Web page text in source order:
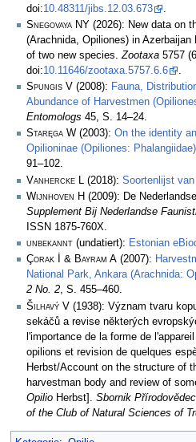
doi:10.48311/jibs.12.03.673
Snegovaya NY (2026): New data on
(Arachnida, Opiliones) in
of two new species.Zootaxa 5757
doi:10.11646/zootaxa.5757.6.6
.
Spungis V (2008): Fauna,
Abundance of Harvestmen
Entomologs 45, S. 14–24.
Staręga W (2003): On the identity
Opilioninae (Opiliones: Phalangiidae)
91–102.
Vanhercke L
(2018): Soortenlijst
Wijnhoven H (2009): De
Supplement Bij Nederlandse
ISSN 1875-760X.
unbekannt (undatiert): Estonian
Çorak İ & Bayram A (2007):
National Park, Ankara (Arachnida:
2 No. 2, S. 455–460.
Šilhavý V (1938): Význam tvaru
sekáčů a revise některých
l'importance de la forme de
opilions et revision de quelques
Herbst/Account on the structure of
harvestman body and review of
Opilio Herbst]. Sbornik
of the Club of Natural Sciences of